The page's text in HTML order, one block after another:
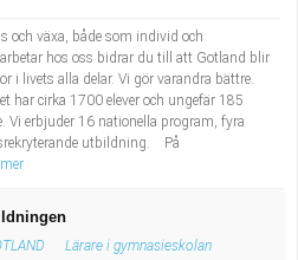
och växa, både som individ och
hos oss bidrar du till att Gotland blir
i livets alla delar. Vi gör varandra bättre.
har cirka 1700 elever och ungefär 185
Vi erbjuder 16 nationella program, fyra
utbildning. På
Lärare i gymnasieskolan